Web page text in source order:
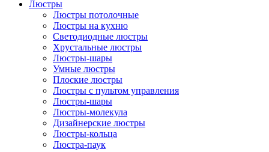
Люстры
Люстры потолочные
Люстры на кухню
Светодиодные люстры
Хрустальные люстры
Люстры-шары
Умные люстры
Плоские люстры
Люстры с пультом управления
Люстры-шары
Люстры-молекула
Дизайнерские люстры
Люстры-кольца
Люстра-паук